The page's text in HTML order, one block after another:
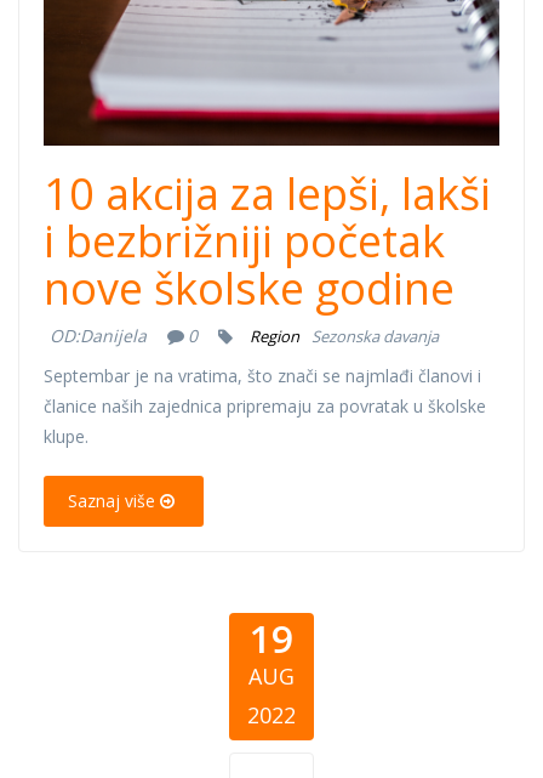
10 akcija za lepši, lakši
i bezbrižniji početak
nove školske godine
OD:Danijela 0 Region Sezonska davanja
Septembar je na vratima, što znači se najmlađi članovi i
članice naših zajednica pripremaju za povratak u školske
klupe.
Saznaj više
19
AUG
2022